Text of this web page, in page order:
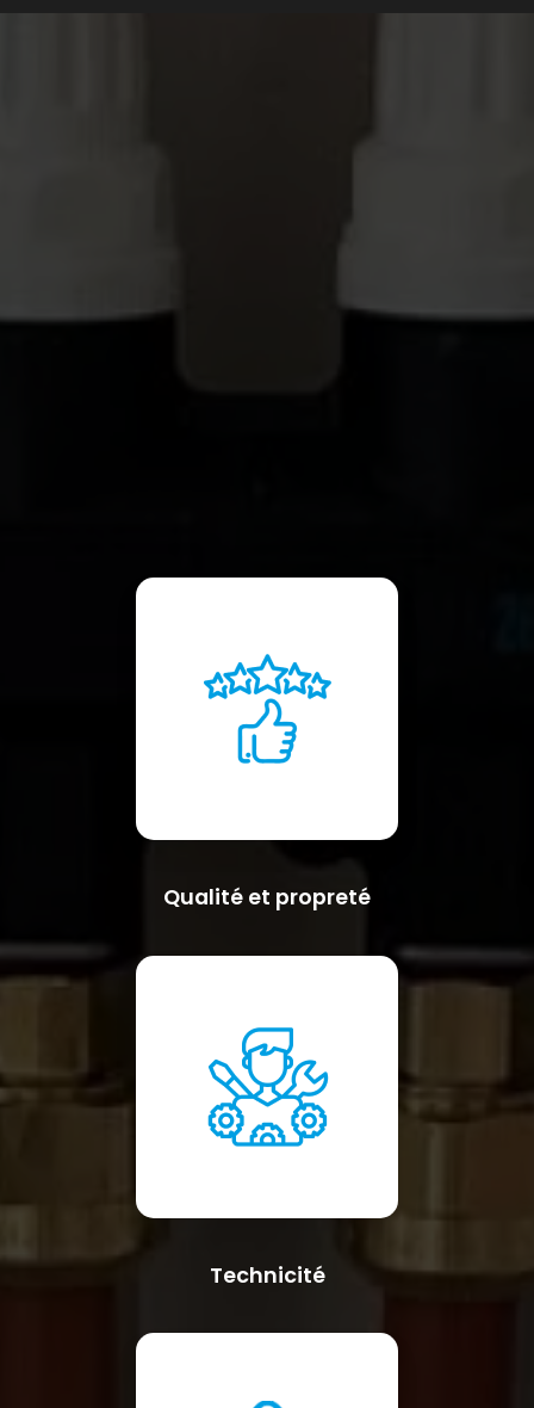
Qualité et propreté
Technicité